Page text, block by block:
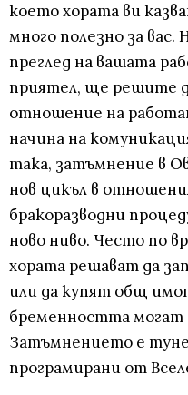
което хората ви
много полезно за вас.
преглед на вашата
приятел, ще решите
отношение на
начина на
така, затъмнение в
нов цикъл в
бракоразводни
ново ниво. Често по
хората решават да
или да купят общ
бременността могат
Затъмнението е
програмирани от